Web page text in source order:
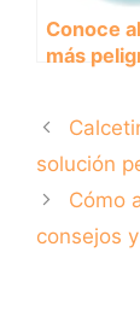
Conoce
más
caninas
de
solución
Cómo
consejos